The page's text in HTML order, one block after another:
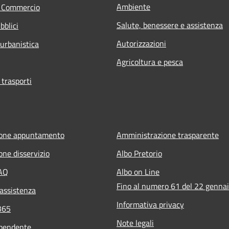
Ambiente
Salute, benessere e assistenza
Autorizzazioni
Agricoltura e pesca
appuntamento
disservizio
Amministrazione trasparente
Albo Pretorio
Albo on Line
Fino al numero 61 del 22
Informativa privacy
Note legali